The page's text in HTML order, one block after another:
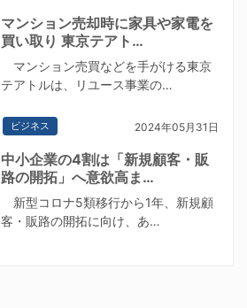
マンション売却時に家具や家電を
買い取り 東京テアト…
マンション売買などを手がける東京
テアトルは、リユース事業の…
ビジネス 2024年05月31日
中小企業の4割は「新規顧客・販
路の開拓」へ意欲高ま…
新型コロナ5類移行から1年、新規顧
客・販路の開拓に向け、あ…